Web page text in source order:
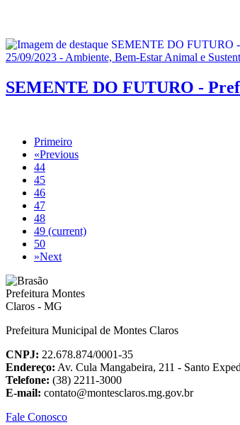
25/09/2023 - Ambiente, Bem-Estar Animal e
SEMENTE DO FUTURO -
Primeiro
«Previous
44
45
46
47
48
49 (current)
50
»Next
Prefeitura Municipal de Montes Claros
CNPJ: 22.678.874/0001-35
Endereço: Av. Cula Mangabeira, 211 - Santo
Telefone: (38) 2211-3000
E-mail: contato@montesclaros.mg.gov.br
Fale Conosco